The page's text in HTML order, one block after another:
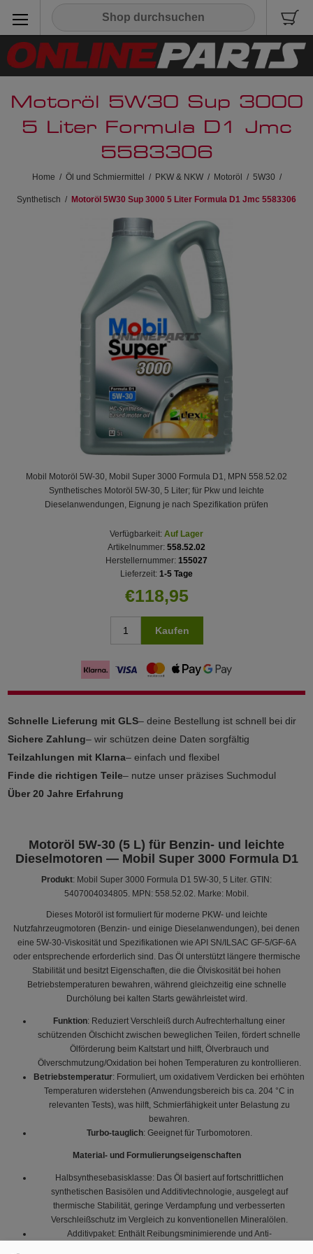
Motoröl 5W30 Sup 3000
5 Liter Formula D1 Jmc
5583306
Home / Öl und Schmiermittel / PKW & NKW / Motoröl / 5W30 /
Synthetisch / Motoröl 5W30 Sup 3000 5 Liter Formula D1 Jmc 5583306
Mobil Motoröl 5W-30, Mobil Super 3000 Formula D1, MPN 558.52.02
Synthetisches Motoröl 5W-30, 5 Liter; für Pkw und leichte
Dieselanwendungen, Eignung je nach Spezifikation prüfen
Verfügbarkeit: Auf Lager
Artikelnummer: 558.52.02
Herstellernummer: 155027
Lieferzeit: 1-5 Tage
€118,95
Kaufen
Schnelle Lieferung mit GLS– deine Bestellung ist schnell bei dir
Sichere Zahlung– wir schützen deine Daten sorgfältig
Teilzahlungen mit Klarna– einfach und flexibel
Finde die richtigen Teile– nutze unser präzises Suchmodul
Über 20 Jahre Erfahrung
Motoröl 5W-30 (5 L) für Benzin- und leichte
Dieselmotoren — Mobil Super 3000 Formula D1
Produkt: Mobil Super 3000 Formula D1 5W-30, 5 Liter. GTIN:
5407004034805. MPN: 558.52.02. Marke: Mobil.
Dieses Motoröl ist formuliert für moderne PKW- und leichte
Nutzfahrzeugmotoren (Benzin- und einige Dieselanwendungen), bei denen
eine 5W-30-Viskosität und Spezifikationen wie API SN/ILSAC GF-5/GF-6A
oder entsprechende erforderlich sind. Das Öl unterstützt längere thermische
Stabilität und besitzt Eigenschaften, die die Ölviskosität bei hohen
Betriebstemperaturen bewahren, während gleichzeitig eine schnelle
Durchölung bei kalten Starts gewährleistet wird.
Funktion: Reduziert Verschleiß durch Aufrechterhaltung einer
schützenden Ölschicht zwischen beweglichen Teilen, fördert schnelle
Ölförderung beim Kaltstart und hilft, Ölverbrauch und
Ölverschmutzung/Oxidation bei hohen Temperaturen zu kontrollieren.
Betriebstemperatur: Formuliert, um oxidativem Verdicken bei erhöhten
Temperaturen widerstehen (Anwendungsbereich bis ca. 204 °C in
relevanten Tests), was hilft, Schmierfähigkeit unter Belastung zu
bewahren.
Turbo-tauglich: Geeignet für Turbomotoren.
Material- und Formulierungseigenschaften
Halbsynthesebasisklasse: Das Öl basiert auf fortschrittlichen
synthetischen Basisölen und Additivtechnologie, ausgelegt auf
thermische Stabilität, geringe Verdampfung und verbesserten
Verschleißschutz im Vergleich zu konventionellen Mineralölen.
Additivpaket: Enthält Reibungsminimierende und Anti-